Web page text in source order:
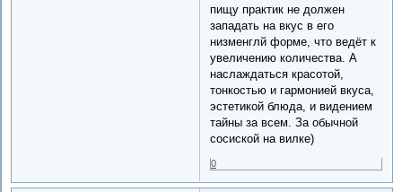
пищу практик не должен
западать на вкус в его
низменглй форме, что ведёт к
увеличению количества. А
наслаждаться красотой,
тонкостью и гармонией вкуса,
эстетикой блюда, и видением
тайны за всем. За обычной
сосиской на вилке)
0